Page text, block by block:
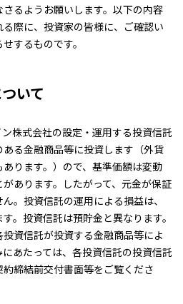
るようお願いします。以下の内容
際に、投資家の皆様に、ご確認い
するものです。
いて
株式会社の設定・運用する投資信託
る金融商品等に投資します（外貨
ります。）ので、基準価額は変動
あります。したがって、元金が保証
。投資信託の運用による損益は、
。投資信託は預貯金と異なります。
資信託が投資する金融商品等によ
あたっては、各投資信託の投資信託
締結前交付書面等をご覧くださ